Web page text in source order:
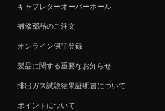
キャブレターオーバーホール
補修部品のご注文
オンライン保証登録
製品に関する重要なお知らせ
排出ガス試験結果証明書について
ポイントについて